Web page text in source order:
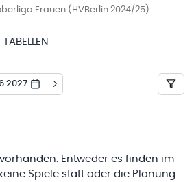
Frauen (HVBerlin 2024/25)
TABELLEN
Entweder es finden im
Spiele statt oder die Planung